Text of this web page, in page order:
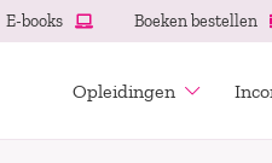
E-books Boeken bestellen
Opleidingen